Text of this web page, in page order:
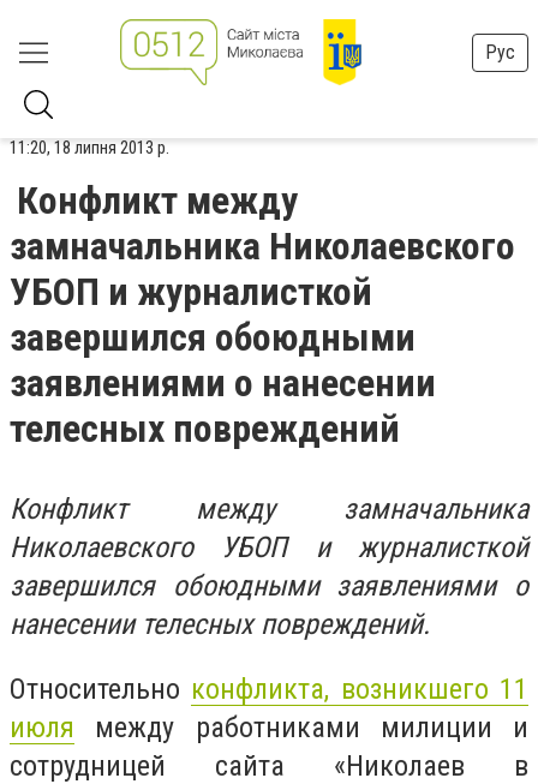
Рус
11:20, 18 липня 2013 р.
Конфликт между
замначальника Николаевского
УБОП и журналисткой
завершился обоюдными
заявлениями о нанесении
телесных повреждений
Конфликт между замначальника
Николаевского УБОП и журналисткой
завершился обоюдными заявлениями о
нанесении телесных повреждений.
Относительно конфликта, возникшего 11
июля между работниками милиции и
сотрудницей сайта «Николаев в